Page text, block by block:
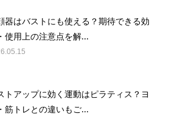
器はバストにも使える？期待できる効
使用上の注意点を解...
トアップに効く運動はピラティス？ヨ
筋トレとの違いもご...